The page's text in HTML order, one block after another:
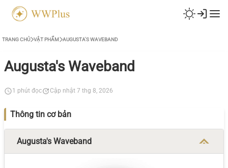
TRANG CHỦ VẬT PHẨM AUGUSTA'S WAVEBAND
Augusta's Waveband
1 phút đọc Cập nhật 7 thg 8, 2026
Thông tin cơ bản
Augusta's Waveband